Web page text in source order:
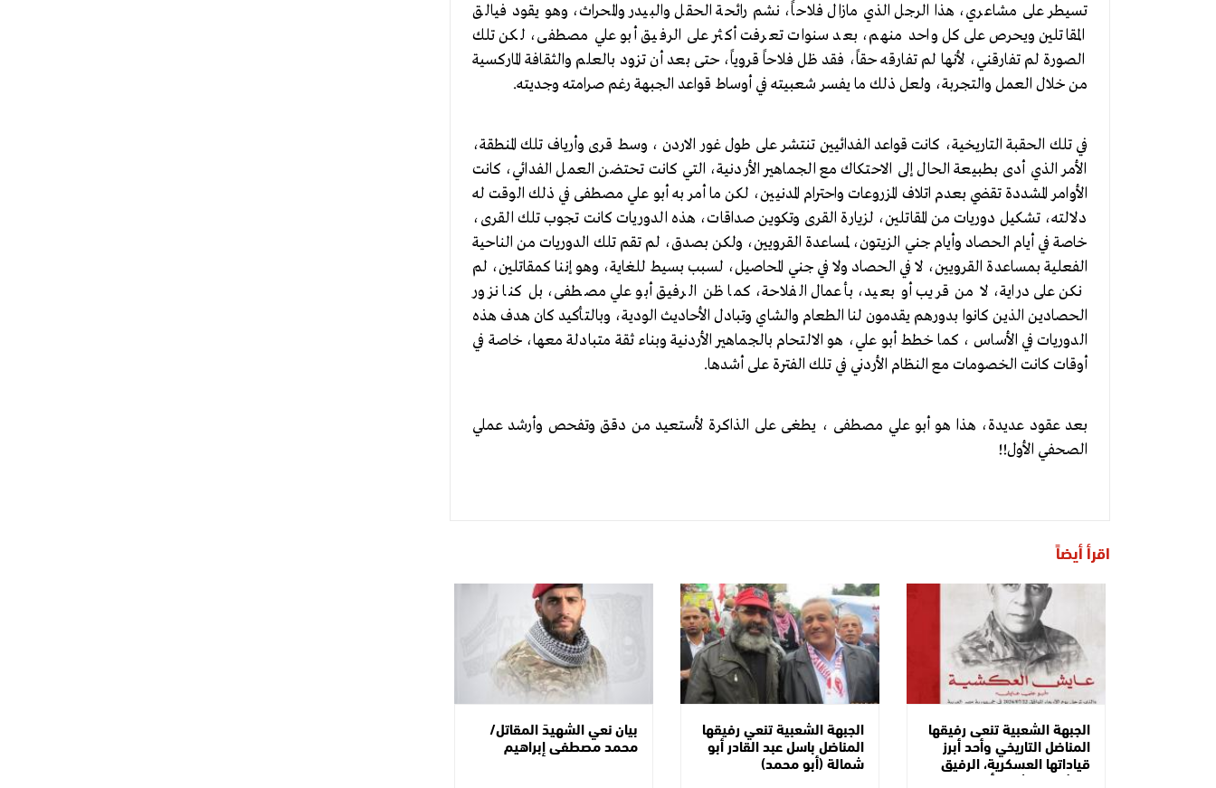
تسيطر على مشاعري، هذا الرجل الذي مازال فلاحاً، نشم رائحة الحقل والبيدر والمحراث، وهو يقود فيالق
المقاتلين ويحرص على كل واحد منهم، بعد سنوات تعرفت أكثر على الرفيق أبو علي مصطفى، لكن تلك
الصورة لم تفارقني، لأنها لم تفارقه حقاً، فقد ظل فلاحاً قروياً، حتى بعد أن تزود بالعلم والثقافة الماركسية
من خلال العمل والتجربة، ولعل ذلك ما يفسر شعبيته في أوساط قواعد الجبهة رغم صرامته وجديته.
في تلك الحقبة التاريخية، كانت قواعد الفدائيين تنتشر على طول غور الاردن ، وسط قرى وأرياف تلك المنطقة،
الأمر الذي أدى بطبيعة الحال إلى الاحتكاك مع الجماهير الأردنية، التي كانت تحتضن العمل الفدائي، كانت
الأوامر المشددة تقضي بعدم اتلاف المزروعات واحترام المدنيين، لكن ما أمر به أبو علي مصطفى في ذلك الوقت له
دلالته، تشكيل دوريات من المقاتلين، لزيارة القرى وتكوين صداقات، هذه الدوريات كانت تجوب تلك القرى،
خاصة في أيام الحصاد وأيام جني الزيتون، لمساعدة القرويين، ولكن بصدق، لم تقم تلك الدوريات من الناحية
الفعلية بمساعدة القرويين، لا في الحصاد ولا في جني المحاصيل، لسبب بسيط للغاية، وهو إننا كمقاتلين، لم
نكن على دراية، لا من قريب أو بعيد، بأعمال الفلاحة، كما ظن الرفيق أبو علي مصطفى، بل كنا نزور
الحصادين الذين كانوا بدورهم يقدمون لنا الطعام والشاي وتبادل الأحاديث الودية، وبالتأكيد كان هدف هذه
الدوريات في الأساس ، كما خطط أبو علي، هو الالتحام بالجماهير الأردنية وبناء ثقة متبادلة معها، خاصة في
أوقات كانت الخصومات مع النظام الأردني في تلك الفترة على أشدها.
بعد عقود عديدة، هذا هو أبو علي مصطفى ، يطغى على الذاكرة لأستعيد من دقق وتفحص وأرشد عملي
الصحفي الأول!!
اقرأ أيضاً
الجبهة الشعبية تنعى رفيقها
المناضل التاريخي وأحد أبرز
قياداتها العسكرية، الرفيق
عايش العكشية "أبو علي
الجبهة الشعبية تنعي رفيقها
المناضل باسل عبد القادر أبو
شمالة (أبو محمد)
بيان نعي الشهيدَ المقاتل/
محمد مصطفى إبراهيم